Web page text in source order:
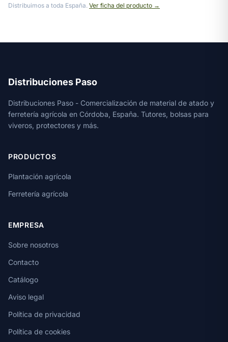
Distribuimos a toda España. Ver ficha del producto →
Distribuciones Paso
Distribuciones Paso - Comercialización de material de atado y
ferretería agrícola en Córdoba, España. Tutores, bolsas para
viveros, protectores y más.
PRODUCTOS
Plantación agrícola
Ferretería agrícola
EMPRESA
Sobre nosotros
Contacto
Catálogo
Aviso legal
Política de privacidad
Política de cookies